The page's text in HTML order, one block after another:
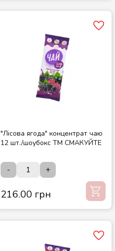
"Лісова ягода" концентрат чаю
12 шт./шоубокс ТМ СМАКУЙТЕ
- +
216.00 грн